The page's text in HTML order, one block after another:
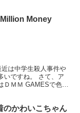
Money
は中学生殺人事件や
いですね。 さて、ア
ＤＭＭ GAMESで色々
かわいこちゃん